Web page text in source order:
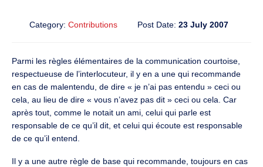
Category: Contributions Post Date: 23 July 2007
Parmi les règles élémentaires de la communication courtoise,
respectueuse de l’interlocuteur, il y en a une qui recommande
en cas de malentendu, de dire « je n’ai pas entendu » ceci ou
cela, au lieu de dire « vous n’avez pas dit » ceci ou cela. Car
après tout, comme le notait un ami, celui qui parle est
responsable de ce qu’il dit, et celui qui écoute est responsable
de ce qu’il entend.
Il y a une autre règle de base qui recommande, toujours en cas